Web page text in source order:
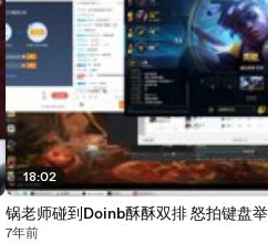
18:02
锅老师碰到Doinb酥酥双排 怒拍键盘
7年前